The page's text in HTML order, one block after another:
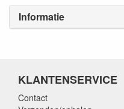
Informatie
KLANTENSERVICE
Contact